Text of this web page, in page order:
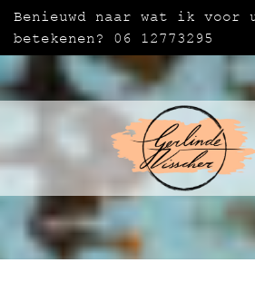
Benieuwd naar wat ik voor
betekenen? 06 12773295